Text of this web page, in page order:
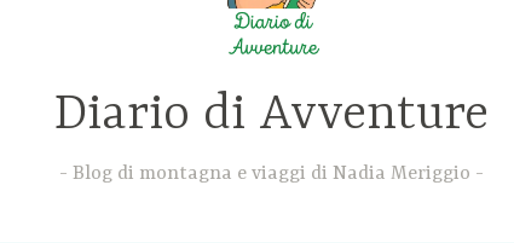
Diario di Avventure
Blog di montagna e viaggi di Nadia Meriggio